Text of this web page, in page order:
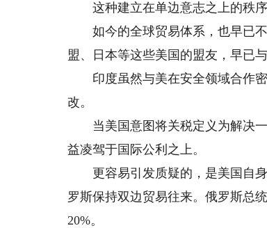
这种建立在单边意志之上的秩序
如今的全球贸易体系，也早已不
盟、日本等这些美国的盟友，早已
印度虽然与美在安全领域合作密
改。
当美国意图将关税定义为解决一
益凌驾于国际公利之上。
更容易引发质疑的，是美国自身
罗斯保持双边贸易往来。俄罗斯总
20%。